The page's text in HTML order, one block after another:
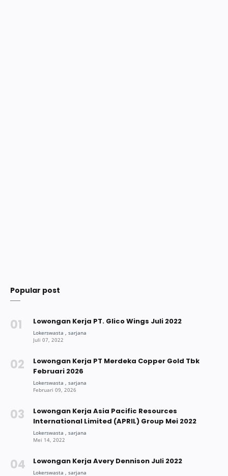
Popular post
Lowongan Kerja PT. Glico Wings Juli 2022
Lowongan Kerja PT Merdeka Copper Gold Tbk
Februari 2026
Lowongan Kerja Asia Pacific Resources
International Limited (APRIL) Group Mei 2022
Lowongan Kerja Avery Dennison Juli 2022